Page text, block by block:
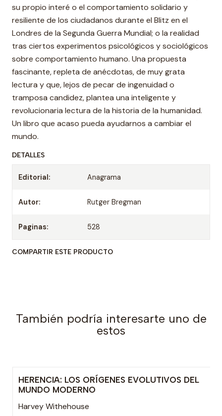
su propio interé o el comportamiento solidario y
resiliente de los ciudadanos durante el Blitz en el
Londres de la Segunda Guerra Mundial; o la realidad
tras ciertos experimentos psicológicos y sociológicos
sobre comportamiento humano. Una propuesta
fascinante, repleta de anécdotas, de muy grata
lectura y que, lejos de pecar de ingenuidad o
tramposa candidez, plantea una inteligente y
revolucionaria lectura de la historia de la humanidad.
Un libro que acaso pueda ayudarnos a cambiar el
mundo.
DETALLES
Editorial: Anagrama
Autor: Rutger Bregman
Paginas: 528
COMPARTIR ESTE PRODUCTO
También podría interesarte uno de
estos
Agotado
HERENCIA: LOS ORÍGENES EVOLUTIVOS DEL
MUNDO MODERNO
Harvey Withehouse